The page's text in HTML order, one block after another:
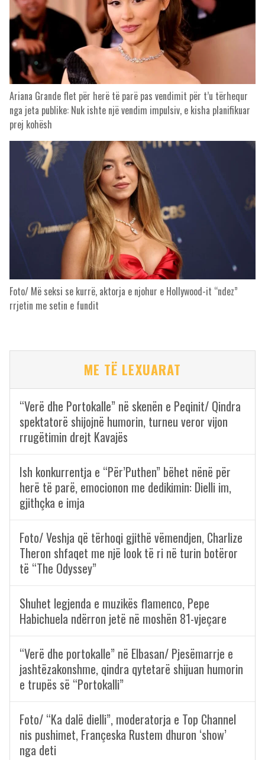
Ariana Grande flet për herë të parë pas vendimit për t’u tërhequr
nga jeta publike: Nuk ishte një vendim impulsiv, e kisha planifikuar
prej kohësh
Foto/ Më seksi se kurrë, aktorja e njohur e Hollywood-it “ndez”
rrjetin me setin e fundit
ME TË LEXUARAT
“Verë dhe Portokalle” në skenën e Peqinit/ Qindra
spektatorë shijojnë humorin, turneu veror vijon
rrugëtimin drejt Kavajës
Ish konkurrentja e “Për’Puthen” bëhet nënë për
herë të parë, emocionon me dedikimin: Dielli im,
gjithçka e imja
Foto/ Veshja që tërhoqi gjithë vëmendjen, Charlize
Theron shfaqet me një look të ri në turin botëror
të “The Odyssey”
Shuhet legjenda e muzikës flamenco, Pepe
Habichuela ndërron jetë në moshën 81-vjeçare
“Verë dhe portokalle” në Elbasan/ Pjesëmarrje e
jashtëzakonshme, qindra qytetarë shijuan humorin
e trupës së “Portokalli”
Foto/ “Ka dalë dielli”, moderatorja e Top Channel
nis pushimet, Françeska Rustem dhuron ‘show’
nga deti